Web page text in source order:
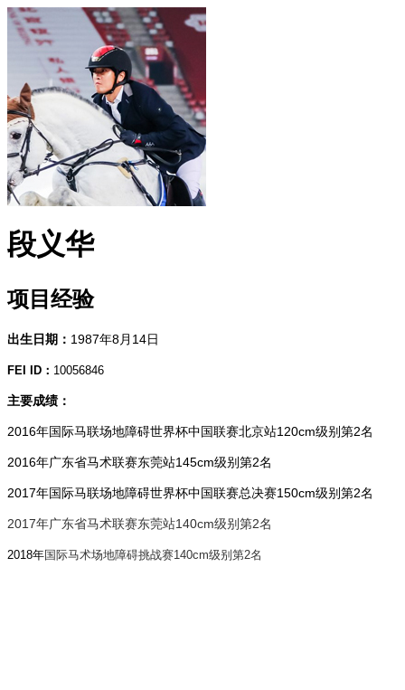
段义华
项目经验
出生日期： 1987年8月14日
FEI ID： 10056846
主要成绩：
2016年国际马联场地障碍世界杯中国联赛北京站120cm级别第2名
2016年广东省马术联赛东莞站145cm级别第2名
2017年国际马联场地障碍世界杯中国联赛总决赛150cm级别第2名
2017年广东省马术联赛东莞站140cm级别第2名
2018年国际马术场地障碍挑战赛140cm级别第2名